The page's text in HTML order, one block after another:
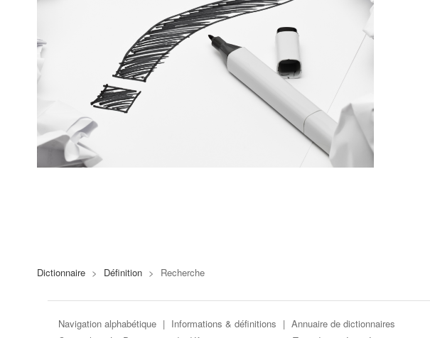
Dictionnaire > Définition > Recherche
Navigation alphabétique | Informations & définitions | Annuaire de dictionnaires